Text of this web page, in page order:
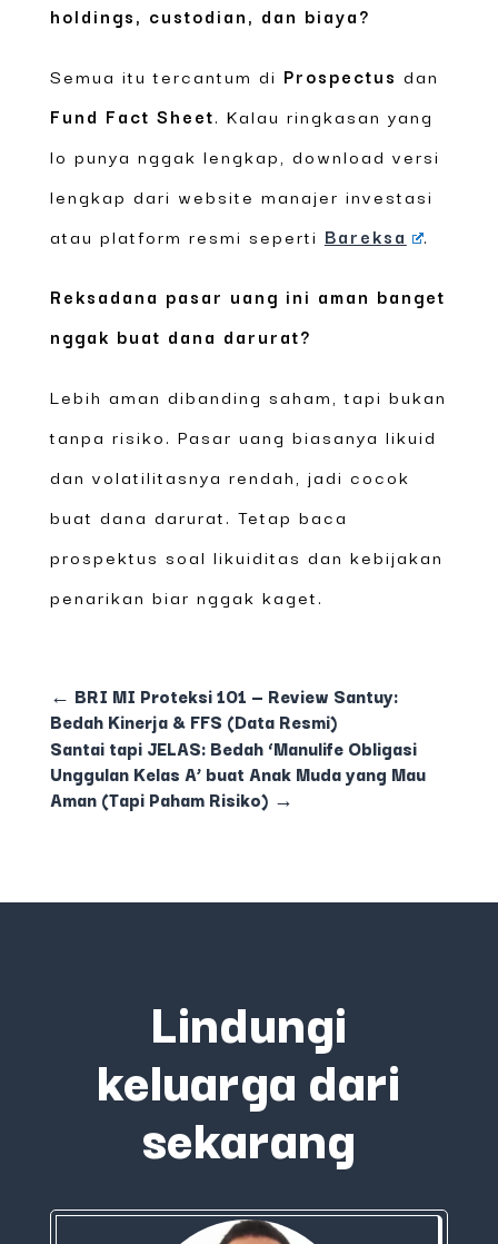
holdings, custodian, dan biaya?
Semua itu tercantum di Prospectus dan
Fund Fact Sheet. Kalau ringkasan yang
lo punya nggak lengkap, download versi
lengkap dari website manajer investasi
atau platform resmi seperti Bareksa .
Reksadana pasar uang ini aman banget
nggak buat dana darurat?
Lebih aman dibanding saham, tapi bukan
tanpa risiko. Pasar uang biasanya likuid
dan volatilitasnya rendah, jadi cocok
buat dana darurat. Tetap baca
prospektus soal likuiditas dan kebijakan
penarikan biar nggak kaget.
← BRI MI Proteksi 101 — Review Santuy:
Bedah Kinerja & FFS (Data Resmi)
Santai tapi JELAS: Bedah ‘Manulife Obligasi
Unggulan Kelas A’ buat Anak Muda yang Mau
Aman (Tapi Paham Risiko) →
Lindungi
keluarga dari
sekarang